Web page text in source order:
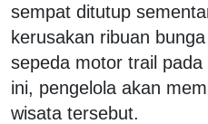
sempat ditutup
kerusakan ribuan
sepeda motor trail
ini, pengelola akan
wisata tersebut.